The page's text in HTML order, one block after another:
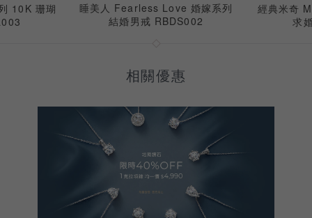
10K 珊瑚
睡美人 Fearless Love 婚嫁系列
結婚男戒 RBDS002
經典米奇
求
相關優惠